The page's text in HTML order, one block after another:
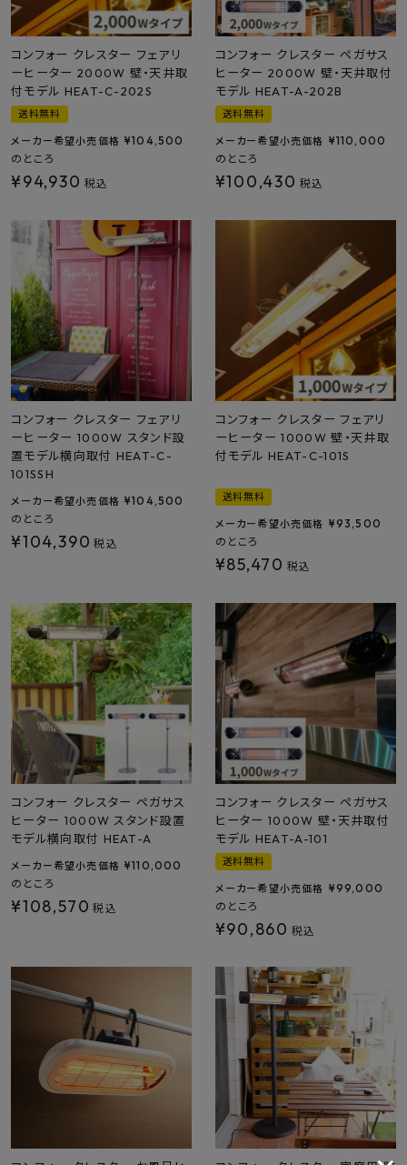
コンフォー クレスター フェアリ
ーヒーター 2000W 壁・天井取
付モデル HEAT-C-202S
送料無料
メーカー希望小売価格 ¥104,500
のところ
¥94,930 税込
コンフォー クレスター ペガサス
ヒーター 2000W 壁・天井取付
モデル HEAT-A-202B
送料無料
メーカー希望小売価格 ¥110,000
のところ
¥100,430 税込
コンフォー クレスター フェアリ
ーヒーター 1000W スタンド設
置モデル横向取付 HEAT-C-
101SSH
メーカー希望小売価格 ¥104,500
のところ
¥104,390 税込
コンフォー クレスター フェアリ
ーヒーター 1000W 壁・天井取
付モデル HEAT-C-101S
送料無料
メーカー希望小売価格 ¥93,500
のところ
¥85,470 税込
コンフォー クレスター ペガサス
ヒーター 1000W スタンド設置
モデル横向取付 HEAT-A
メーカー希望小売価格 ¥110,000
のところ
¥108,570 税込
コンフォー クレスター ペガサス
ヒーター 1000W 壁・天井取付
モデル HEAT-A-101
送料無料
メーカー希望小売価格 ¥99,000
のところ
¥90,860 税込